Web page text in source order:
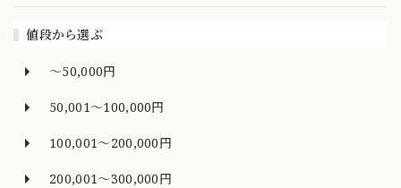
値段から選ぶ
～50,000円
50,001～100,000円
100,001～200,000円
200,001～300,000円